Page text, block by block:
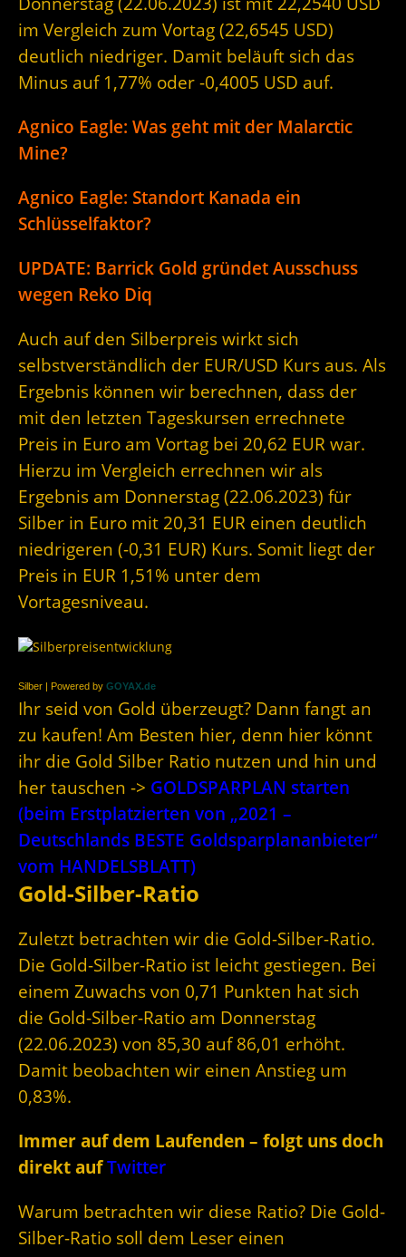
im Vergleich zum Vortag (22,6545 USD)
deutlich niedriger. Damit beläuft sich das
Minus auf 1,77% oder -0,4005 USD auf.
Agnico Eagle: Was geht mit der Malarctic
Mine?
Agnico Eagle: Standort Kanada ein
Schlüsselfaktor?
UPDATE: Barrick Gold gründet Ausschuss
wegen Reko Diq
Auch auf den Silberpreis wirkt sich
selbstverständlich der EUR/USD Kurs aus. Als
Ergebnis können wir berechnen, dass der
mit den letzten Tageskursen errechnete
Preis in Euro am Vortag bei 20,62 EUR war.
Hierzu im Vergleich errechnen wir als
Ergebnis am Donnerstag (22.06.2023) für
Silber in Euro mit 20,31 EUR einen deutlich
niedrigeren (-0,31 EUR) Kurs. Somit liegt der
Preis in EUR 1,51% unter dem
Vortagesniveau.
Silber | Powered by GOYAX.de
Ihr seid von Gold überzeugt? Dann fangt an
zu kaufen! Am Besten hier, denn hier könnt
ihr die Gold Silber Ratio nutzen und hin und
her tauschen -> GOLDSPARPLAN starten
(beim Erstplatzierten von „2021 –
Deutschlands BESTE Goldsparplananbieter“
vom HANDELSBLATT)
Gold-Silber-Ratio
Zuletzt betrachten wir die Gold-Silber-Ratio.
Die Gold-Silber-Ratio ist leicht gestiegen. Bei
einem Zuwachs von 0,71 Punkten hat sich
die Gold-Silber-Ratio am Donnerstag
(22.06.2023) von 85,30 auf 86,01 erhöht.
Damit beobachten wir einen Anstieg um
0,83%.
Immer auf dem Laufenden – folgt uns doch
direkt aufTwitter
Warum betrachten wir diese Ratio? Die Gold-
Silber-Ratio soll dem Leser einen